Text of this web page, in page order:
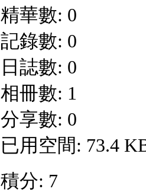
精華數: 0
記錄數: 0
日誌數: 0
相冊數: 1
分享數: 0
已用空間: 73.4
積分: 7